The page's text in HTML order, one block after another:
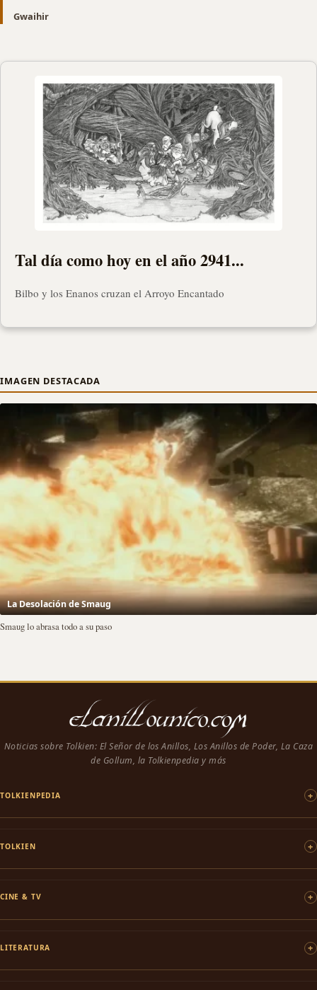
Gwaihir
Tal día como hoy en el año 2941...
Bilbo y los Enanos cruzan el Arroyo Encantado
IMAGEN DESTACADA
La Desolación de Smaug
Smaug lo abrasa todo a su paso
Noticias sobre Tolkien: El Señor de los Anillos, Los Anillos de Poder, La Caza
de Gollum, la Tolkienpedia y más
TOLKIENPEDIA
TOLKIEN
CINE & TV
LITERATURA